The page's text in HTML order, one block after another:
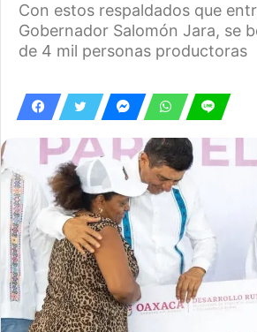
Con estos respaldados que
Gobernador Salomón Jara, se
de 4 mil personas productoras